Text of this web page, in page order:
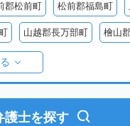
郡松前町 松前郡福島町
山越郡長万部町 檜山
尻町
町 虻田郡ニセコ町 虻
極町 虻田郡豊浦町
護士を探す